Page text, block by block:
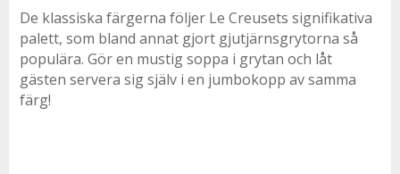
De klassiska färgerna följer Le Creusets signifikativa
palett, som bland annat gjort gjutjärnsgrytorna så
populära. Gör en mustig soppa i grytan och låt
gästen servera sig själv i en jumbokopp av samma
färg!